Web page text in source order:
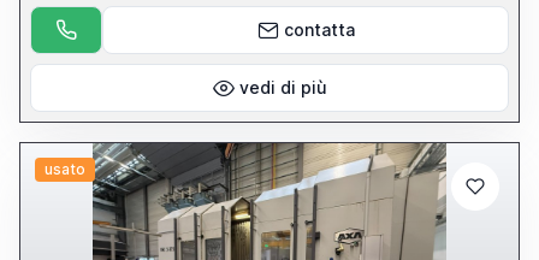
contatta
vedi di più
usato